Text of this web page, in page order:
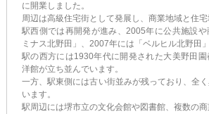
に開業しました。
周辺は高級住宅街として発展し、商業地域と住宅
駅西側では再開発が進み、2005年に公共施設
ミナス北野田」、2007年には「ベルヒル北野田
駅の西方には1930年代に開発された大美野田
洋館が立ち並んでいます。
一方、駅東側には古い街並みが残っており、全
います。
駅周辺には堺市立の文化会館や図書館、複数の商